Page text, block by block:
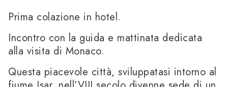
Prima colazione in hotel.
Incontro con la guida e mattinata dedicata
alla visita di Monaco.
Questa piacevole città, sviluppatasi intorno al